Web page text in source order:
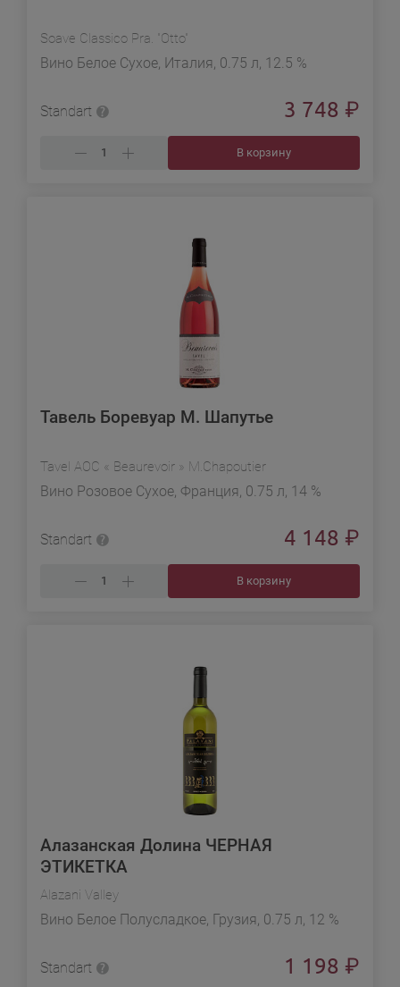
Soave Classico Pra. "Otto"
Вино Белое Сухое, Италия, 0.75 л, 12.5 %
Standart 3 748 ₽
В корзину
Тавель Боревуар М. Шапутье
Tavel AOC « Beaurevoir » M.Chapoutier
Вино Розовое Сухое, Франция, 0.75 л, 14 %
Standart 4 148 ₽
В корзину
Алазанская Долина ЧЕРНАЯ
ЭТИКЕТКА
Alazani Valley
Вино Белое Полусладкое, Грузия, 0.75 л, 12 %
Standart 1 198 ₽